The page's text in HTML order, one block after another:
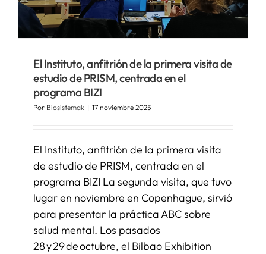
SERVICIOS
APOYO I+D+I
NOTICIAS
El Instituto, anfitrión de la primera visita de
estudio de PRISM, centrada en el
programa BIZI
Por Biosistemak | 17 noviembre 2025
El Instituto, anfitrión de la primera visita
de estudio de PRISM, centrada en el
programa BIZI La segunda visita, que tuvo
lugar en noviembre en Copenhague, sirvió
para presentar la práctica ABC sobre
salud mental. Los pasados
28 y 29 de octubre, el Bilbao Exhibition